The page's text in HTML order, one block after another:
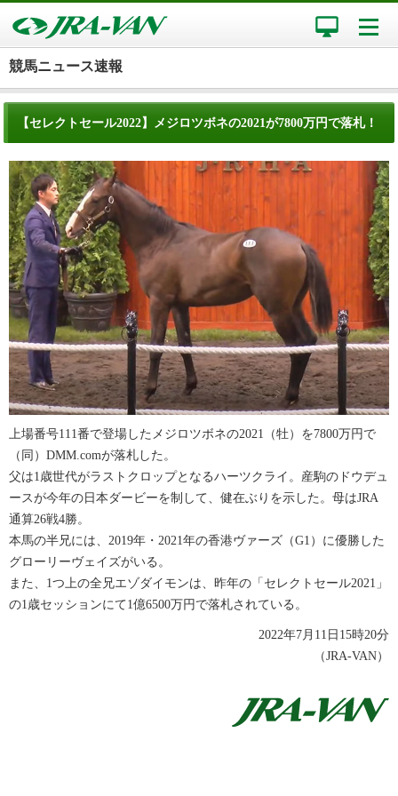
競馬ニュース速報
【セレクトセール2022】メジロツボネの2021が7800万円で落札！
上場番号111番で登場したメジロツボネの2021（牡）を7800万円で
（同）DMM.comが落札した。
父は1歳世代がラストクロップとなるハーツクライ。産駒のドウデュ
ースが今年の日本ダービーを制して、健在ぶりを示した。母はJRA
通算26戦4勝。
本馬の半兄には、2019年・2021年の香港ヴァーズ（G1）に優勝した
グローリーヴェイズがいる。
また、1つ上の全兄エゾダイモンは、昨年の「セレクトセール2021」
の1歳セッションにて1億6500万円で落札されている。
2022年7月11日15時20分
（JRA-VAN）